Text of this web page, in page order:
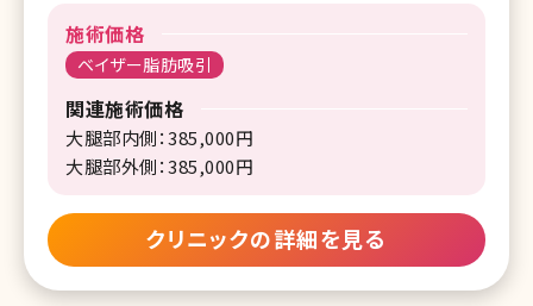
施術価格
ベイザー脂肪吸引
関連施術価格
大腿部内側：385,000円
大腿部外側：385,000円
クリニックの詳細を見る